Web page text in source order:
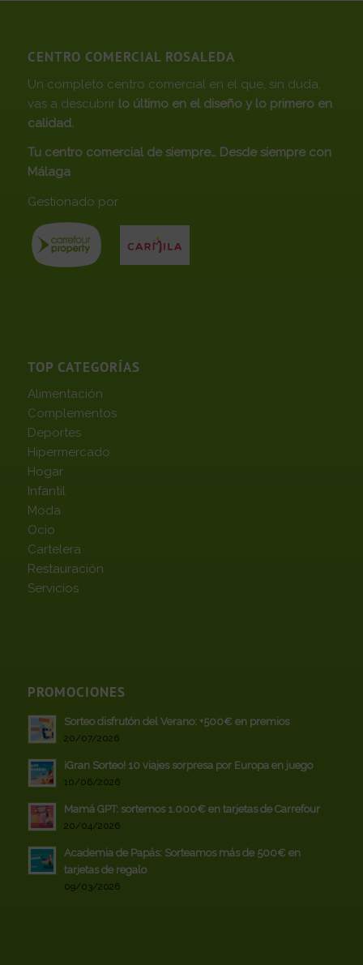
CENTRO COMERCIAL ROSALEDA
Un completo centro comercial en el que, sin duda,
vas a descubrir lo último en el diseño y lo primero en
calidad.
Tu centro comercial de siempre… Desde siempre con
Málaga
Gestionado por
TOP CATEGORÍAS
Alimentación
Complementos
Deportes
Hipermercado
Hogar
Infantil
Moda
Ocio
Cartelera
Restauración
Servicios
PROMOCIONES
Sorteo disfrutón del Verano: +500€ en premios
20/07/2026
¡Gran Sorteo! 10 viajes sorpresa por Europa en juego
10/06/2026
Mamá GPT: sortemos 1.000€ en tarjetas de Carrefour
20/04/2026
Academia de Papás: Sorteamos más de 500€ en
tarjetas de regalo
09/03/2026